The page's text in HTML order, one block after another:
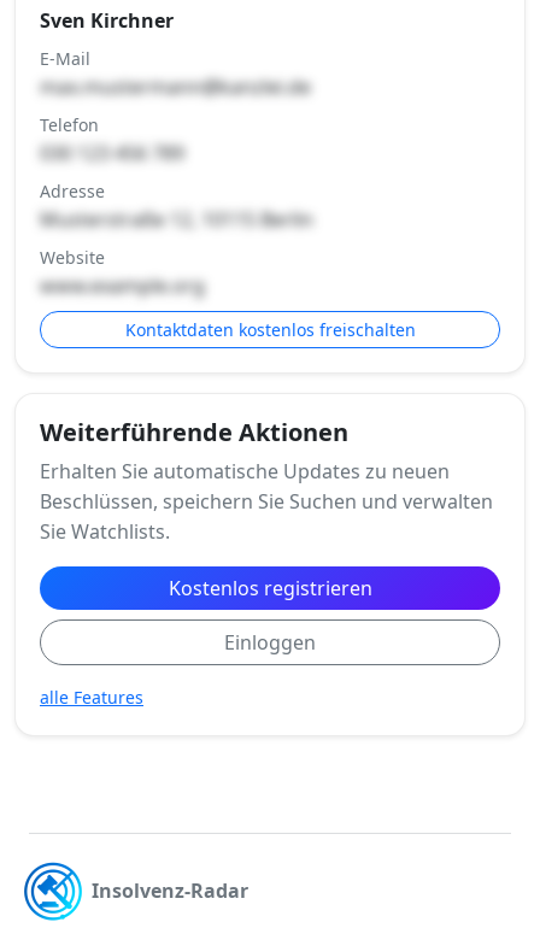
Sven Kirchner
E-Mail
max.mustermann@kanzlei.de
Telefon
030 123 456 789
Adresse
Musterstraße 12, 10115 Berlin
Website
www.example.org
Kontaktdaten kostenlos freischalten
Weiterführende Aktionen
Erhalten Sie automatische Updates zu neuen
Beschlüssen, speichern Sie Suchen und verwalten
Sie Watchlists.
Kostenlos registrieren
Einloggen
alle Features
Insolvenz-Radar